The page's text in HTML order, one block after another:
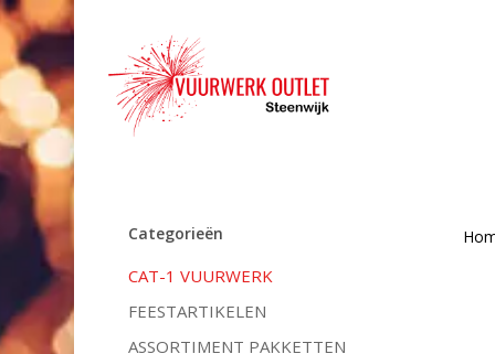
Skip
to
main
content
Categorieën
CAT-1 VUURWERK
FEESTARTIKELEN
ASSORTIMENT PAKKETTEN